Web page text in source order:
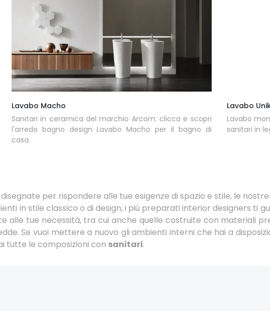
Lavabo Macho
Sanitari in ceramica del marchio Arcom: clicca e scopri
l'arredo bagno design Lavabo Macho per il bagno di
casa.
Lavabo
Lavabo
sanitari in
per rispondere alle tue esigenze di spazio e stile, le
in stile classico o di design, i più preparati interior designers ti
alle tue necessità, tra cui anche quelle costruite con materiali
Se vuoi mettere a nuovo gli ambienti interni che hai a
tutte le composizioni con sanitari.